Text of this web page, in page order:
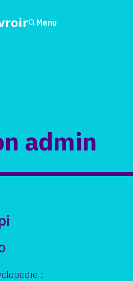
Menu
admin
: